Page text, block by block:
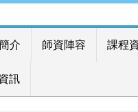
介 師資陣容 課程
訊